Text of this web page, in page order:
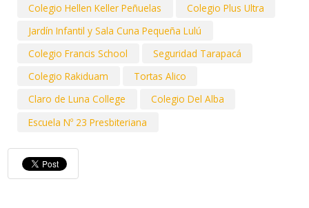
Colegio Hellen Keller Peñuelas
Colegio Plus Ultra
Jardín Infantil y Sala Cuna Pequeña Lulú
Colegio Francis School
Seguridad Tarapacá
Colegio Rakiduam
Tortas Alico
Claro de Luna College
Colegio Del Alba
Escuela Nº 23 Presbiteriana